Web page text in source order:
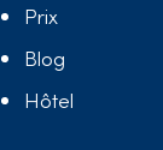
Prix
Blog
Hôtel